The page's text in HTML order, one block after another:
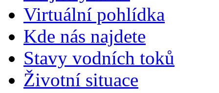
Virtuální pohlídka
Kde nás najdete
Stavy vodních toků
Životní situace